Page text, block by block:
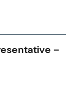
–